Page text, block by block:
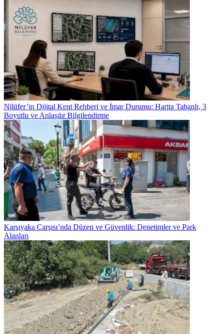
Nilüfer’in Dijital Kent Rehberi ve İmar Durumu: Harita Tabanlı, 3
Boyutlu ve Anlaşılır Bilgilendirme
Karşıyaka Çarşısı’nda Düzen ve Güvenlik: Denetimler ve Park
Alanları